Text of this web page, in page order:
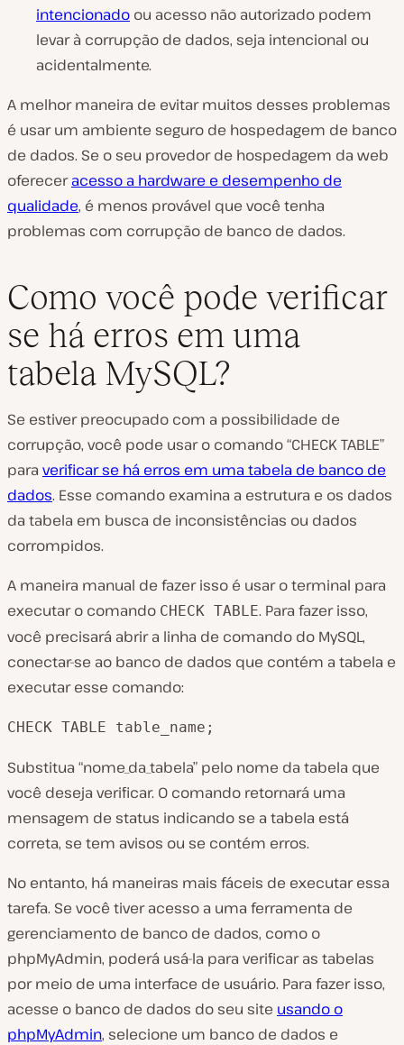
intencionado ou acesso não autorizado podem
levar à corrupção de dados, seja intencional ou
acidentalmente.
A melhor maneira de evitar muitos desses problemas
é usar um ambiente seguro de hospedagem de banco
de dados. Se o seu provedor de hospedagem da web
ofereceracesso a hardware e desempenho de
qualidade, é menos provável que você tenha
problemas com corrupção de banco de dados.
Como você pode verificar
se há erros em uma
tabela MySQL?
Se estiver preocupado com a possibilidade de
corrupção, você pode usar o comando “CHECK TABLE”
para verificar se há erros em uma tabela de banco de
dados. Esse comando examina a estrutura e os dados
da tabela em busca de inconsistências ou dados
corrompidos.
A maneira manual de fazer isso é usar o terminal para
executar o comando CHECK TABLE. Para fazer isso,
você precisará abrir a linha de comando do MySQL,
conectar-se ao banco de dados que contém a tabela e
executar esse comando:
CHECK TABLE table_name;
Substitua “nome_da_tabela” pelo nome da tabela que
você deseja verificar. O comando retornará uma
mensagem de status indicando se a tabela está
correta, se tem avisos ou se contém erros.
No entanto, há maneiras mais fáceis de executar essa
tarefa. Se você tiver acesso a uma ferramenta de
gerenciamento de banco de dados, como o
phpMyAdmin, poderá usá-la para verificar as tabelas
por meio de uma interface de usuário. Para fazer isso,
acesse o banco de dados do seu site usando o
phpMyAdmin, selecione um banco de dados e